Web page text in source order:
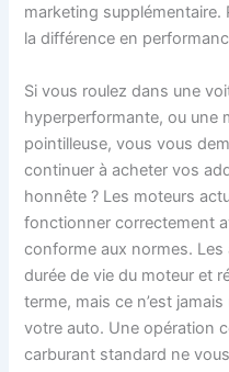
marketing supplémentaire.
la différence en
Si vous roulez dans une
hyperperformante, ou une
pointilleuse, vous vous
continuer à acheter vos
honnête ? Les moteurs
fonctionner correctement
conforme aux normes.
durée de vie du moteur et
terme, mais ce n’est
votre auto. Une opération
carburant standard ne